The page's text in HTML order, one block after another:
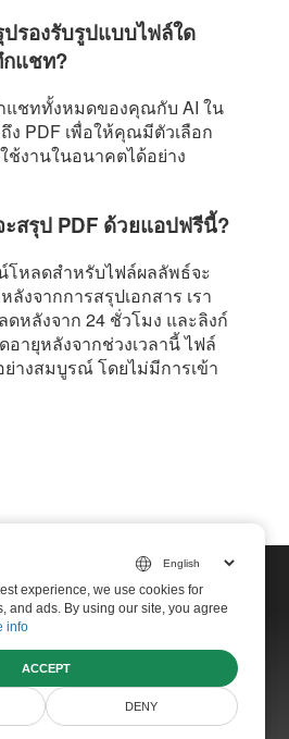
รองรับรูปแบบไฟล์ใด
แชท?
ชททั้งหมดของคุณกับ AI ใน
ง PDF เพื่อให้คุณมีตัวเลือก
ช้งานในอนาคตได้อย่าง
สรุป PDF ด้วยแอปฟรีนี้?
โหลดสำหรับไฟล์ผลลัพธ์จะ
งจากการสรุปเอกสาร เรา
หลังจาก 24 ชั่วโมง และลิงก์
ายุหลังจากช่วงเวลานี้ ไฟล์
างสมบูรณ์ โดยไม่มีการเข้า
Home
Contact
experience, we use cookies for
and ads. By using our site, you agree
info
ACCEPT
DENY
experience, we use cookies for
and ads. By using our site, you agree
info
ACCEPT
DENY